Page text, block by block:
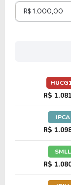
R$
IPCA
R$
SMLL
R$